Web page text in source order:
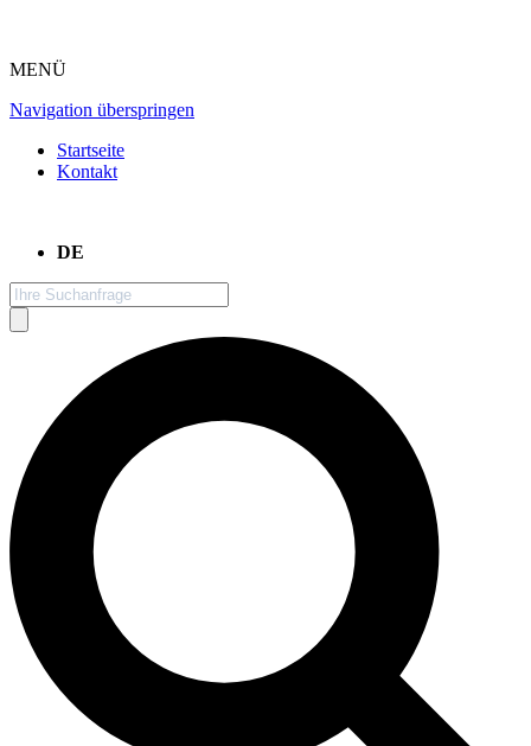
MENÜ
Navigation überspringen
Startseite
Kontakt
DE